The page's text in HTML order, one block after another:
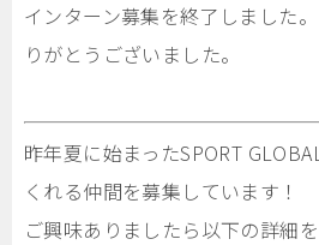
インターン募集を終了しました
りがとうございました。
昨年夏に始まったSPORT
くれる仲間を募集しています！
ご興味ありましたら以下の詳細